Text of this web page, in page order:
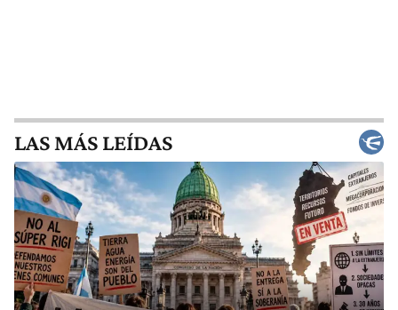
LAS MÁS LEÍDAS